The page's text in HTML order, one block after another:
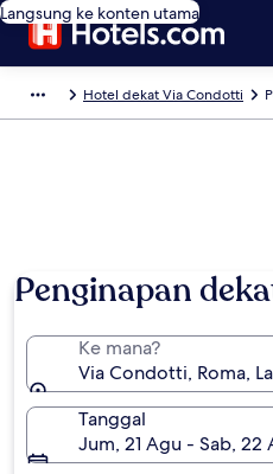
Langsung ke konten utama
Hotel dekat Via Condotti
Penginapan
Ke mana?
Via Condotti, Roma,
Tanggal
Jum, 21 Agu - Sab, 22